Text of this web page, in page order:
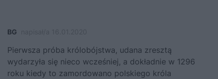
BG
Pierwsza próba królobójstwa, udana zresztą
wydarzyła się nieco wcześniej, a dokładnie w 1296
roku kiedy to zamordowano polskiego króla